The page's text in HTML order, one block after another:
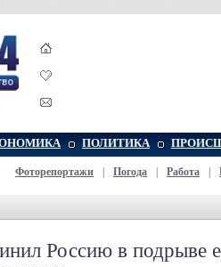
ПОЛИТИКА
Фоторепортажи Погода Работа
Россию в подрыве